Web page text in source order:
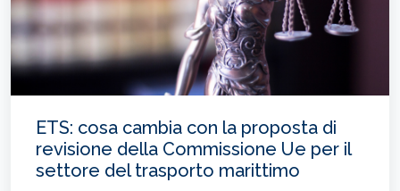
ETS: cosa cambia con la proposta di
revisione della Commissione Ue per il
settore del trasporto marittimo